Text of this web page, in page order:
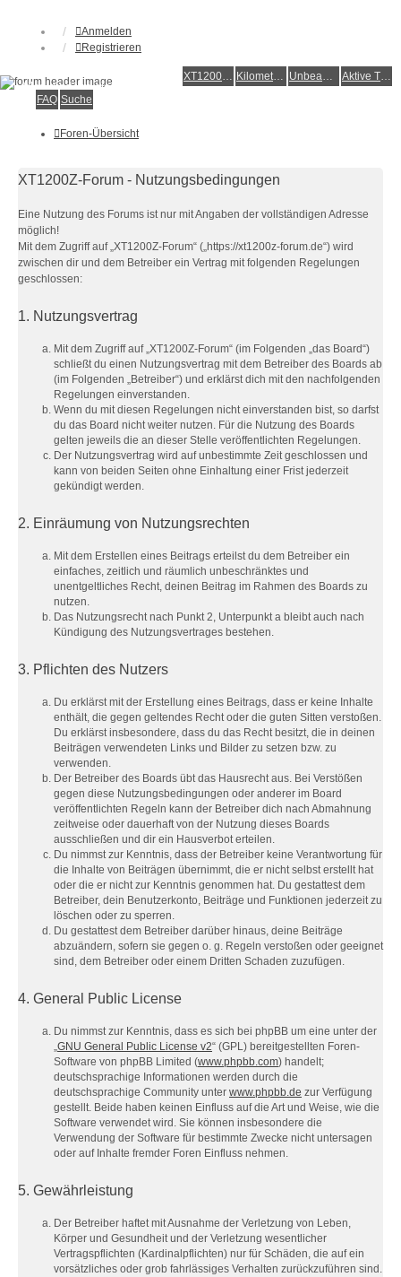
Anmelden
Registrieren
XT1200Z-Wiki Kilometerstatistik Unbeantwortete Themen Aktive Themen
Alles rund um die Yamaha XT1200Z Super Ténéré
FAQ Suche
Foren-Übersicht
XT1200Z-Forum - Nutzungsbedingungen
Eine Nutzung des Forums ist nur mit Angaben der vollständigen Adresse
möglich!
Mit dem Zugriff auf „XT1200Z-Forum“ („https://xt1200z-forum.de“) wird
zwischen dir und dem Betreiber ein Vertrag mit folgenden Regelungen
geschlossen:
1. Nutzungsvertrag
Mit dem Zugriff auf „XT1200Z-Forum“ (im Folgenden „das Board“)
schließt du einen Nutzungsvertrag mit dem Betreiber des Boards ab
(im Folgenden „Betreiber“) und erklärst dich mit den nachfolgenden
Regelungen einverstanden.
Wenn du mit diesen Regelungen nicht einverstanden bist, so darfst
du das Board nicht weiter nutzen. Für die Nutzung des Boards
gelten jeweils die an dieser Stelle veröffentlichten Regelungen.
Der Nutzungsvertrag wird auf unbestimmte Zeit geschlossen und
kann von beiden Seiten ohne Einhaltung einer Frist jederzeit
gekündigt werden.
2. Einräumung von Nutzungsrechten
Mit dem Erstellen eines Beitrags erteilst du dem Betreiber ein
einfaches, zeitlich und räumlich unbeschränktes und
unentgeltliches Recht, deinen Beitrag im Rahmen des Boards zu
nutzen.
Das Nutzungsrecht nach Punkt 2, Unterpunkt a bleibt auch nach
Kündigung des Nutzungsvertrages bestehen.
3. Pflichten des Nutzers
Du erklärst mit der Erstellung eines Beitrags, dass er keine Inhalte
enthält, die gegen geltendes Recht oder die guten Sitten verstoßen.
Du erklärst insbesondere, dass du das Recht besitzt, die in deinen
Beiträgen verwendeten Links und Bilder zu setzen bzw. zu
verwenden.
Der Betreiber des Boards übt das Hausrecht aus. Bei Verstößen
gegen diese Nutzungsbedingungen oder anderer im Board
veröffentlichten Regeln kann der Betreiber dich nach Abmahnung
zeitweise oder dauerhaft von der Nutzung dieses Boards
ausschließen und dir ein Hausverbot erteilen.
Du nimmst zur Kenntnis, dass der Betreiber keine Verantwortung für
die Inhalte von Beiträgen übernimmt, die er nicht selbst erstellt hat
oder die er nicht zur Kenntnis genommen hat. Du gestattest dem
Betreiber, dein Benutzerkonto, Beiträge und Funktionen jederzeit zu
löschen oder zu sperren.
Du gestattest dem Betreiber darüber hinaus, deine Beiträge
abzuändern, sofern sie gegen o. g. Regeln verstoßen oder geeignet
sind, dem Betreiber oder einem Dritten Schaden zuzufügen.
4. General Public License
Du nimmst zur Kenntnis, dass es sich bei phpBB um eine unter der
„GNU General Public License v2“ (GPL) bereitgestellten Foren-
Software von phpBB Limited (www.phpbb.com) handelt;
deutschsprachige Informationen werden durch die
deutschsprachige Community unter www.phpbb.de zur Verfügung
gestellt. Beide haben keinen Einfluss auf die Art und Weise, wie die
Software verwendet wird. Sie können insbesondere die
Verwendung der Software für bestimmte Zwecke nicht untersagen
oder auf Inhalte fremder Foren Einfluss nehmen.
5. Gewährleistung
Der Betreiber haftet mit Ausnahme der Verletzung von Leben,
Körper und Gesundheit und der Verletzung wesentlicher
Vertragspflichten (Kardinalpflichten) nur für Schäden, die auf ein
vorsätzliches oder grob fahrlässiges Verhalten zurückzuführen sind.